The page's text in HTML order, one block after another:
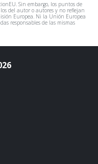
Sin embargo, los puntos de
del autor o autores y no reflejan
Europea. Ni la Unión Europea
responsables de las mismas